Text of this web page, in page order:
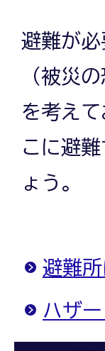
避難が
（被災
を考え
こに避
ょう。
避難
ハザ